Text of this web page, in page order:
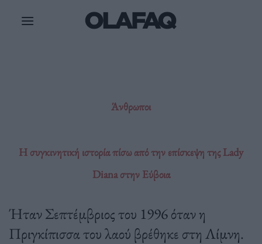
Άνθρωποι
H συγκινητική ιστορία πίσω από την επίσκεψη της Lady
Diana στην Εύβοια
Ήταν Σεπτέμβριος του 1996 όταν η
Πριγκίπισσα του λαού βρέθηκε στη Λίμνη.